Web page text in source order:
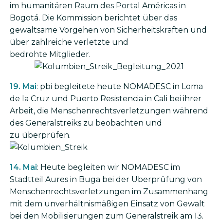
im humanitären Raum des Portal Américas in
Bogotá. Die Kommission berichtet über das
gewaltsame Vorgehen von Sicherheitskräften und
über zahlreiche verletzte und
bedrohte Mitglieder.
Bild
19. Mai: pbi begleitete heute NOMADESC in Loma
de la Cruz und Puerto Resistencia in Cali bei ihrer
Arbeit, die Menschenrechts­verletzungen während
des Generalstreiks zu beobachten und
zu überprüfen.
Bild
14. Mai: Heute begleiten wir NOMADESC im
Stadtteil Aures in Buga bei der Überprüfung von
Menschenrechtsverletzungen im Zusammenhang
mit dem unverhältnismäßigen Einsatz von Gewalt
bei den Mobilisierungen zum Generalstreik am 13.